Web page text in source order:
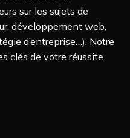
sur les sujets de
développement web,
d’entreprise…). Notre
clés de votre réussite